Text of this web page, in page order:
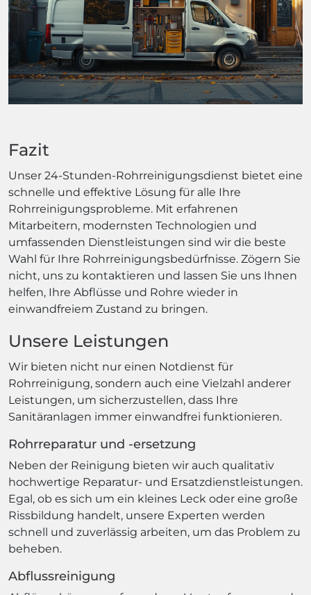
Fazit
Unser 24-Stunden-Rohrreinigungsdienst bietet eine
schnelle und effektive Lösung für alle Ihre
Rohrreinigungsprobleme. Mit erfahrenen
Mitarbeitern, modernsten Technologien und
umfassenden Dienstleistungen sind wir die beste
Wahl für Ihre Rohrreinigungsbedürfnisse. Zögern Sie
nicht, uns zu kontaktieren und lassen Sie uns Ihnen
helfen, Ihre Abflüsse und Rohre wieder in
einwandfreiem Zustand zu bringen.
Unsere Leistungen
Wir bieten nicht nur einen Notdienst für
Rohrreinigung, sondern auch eine Vielzahl anderer
Leistungen, um sicherzustellen, dass Ihre
Sanitäranlagen immer einwandfrei funktionieren.
Rohrreparatur und -ersetzung
Neben der Reinigung bieten wir auch qualitativ
hochwertige Reparatur- und Ersatzdienstleistungen.
Egal, ob es sich um ein kleines Leck oder eine große
Rissbildung handelt, unsere Experten werden
schnell und zuverlässig arbeiten, um das Problem zu
beheben.
Abflussreinigung